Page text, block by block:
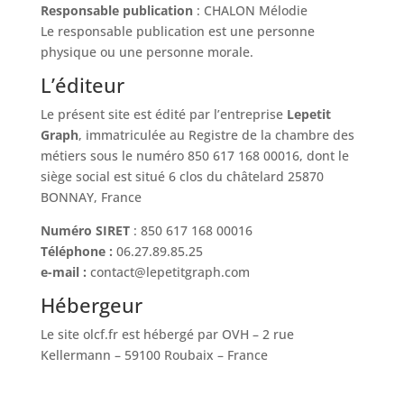
Responsable publication : CHALON Mélodie
Le responsable publication est une personne
physique ou une personne morale.
L’éditeur
Le présent site est édité par l’entreprise Lepetit
Graph, immatriculée au Registre de la chambre des
métiers sous le numéro 850 617 168 00016, dont le
siège social est situé 6 clos du châtelard 25870
BONNAY, France
Numéro SIRET: 850 617 168 00016
Téléphone : 06.27.89.85.25
e-mail : contact@lepetitgraph.com
Hébergeur
Le site olcf.fr est hébergé par OVH – 2 rue
Kellermann – 59100 Roubaix – France